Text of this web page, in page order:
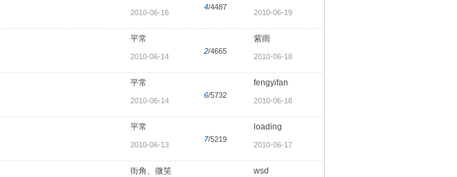
2010-06-16
4/4487
2010-06-19
平常
2010-06-14
2/4665
紫雨
2010-06-18
平常
2010-06-14
6/5732
fengyifan
2010-06-18
平常
2010-06-13
7/5219
loading
2010-06-17
街角、微笑 wsd